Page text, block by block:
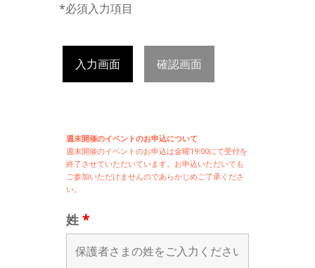
*必須入力項目
入力画面 確認画面
週末開催のイベントのお申込について
週末開催のイベントのお申込は金曜19:00にて受付を
終了させていただいています。お申込いただいても
ご参加いただけませんのであらかじめご了承くださ
い。
姓 *